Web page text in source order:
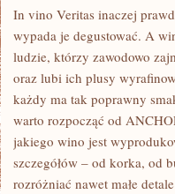
ŻYCIU
CODZIENNYM
In vino Veritas inaczej
wypada je degustować. A
ludzie, którzy zawodowo
oraz lubi ich plusy
każdy ma tak poprawny
warto rozpocząć od
jakiego wino jest
szczegółów – od korka, od
rozróżniać nawet małe